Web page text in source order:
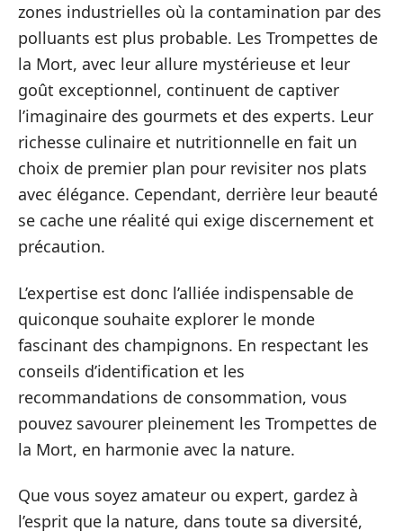
zones industrielles où la contamination par des
polluants est plus probable. Les Trompettes de
la Mort, avec leur allure mystérieuse et leur
goût exceptionnel, continuent de captiver
l’imaginaire des gourmets et des experts. Leur
richesse culinaire et nutritionnelle en fait un
choix de premier plan pour revisiter nos plats
avec élégance. Cependant, derrière leur beauté
se cache une réalité qui exige discernement et
précaution.
L’expertise est donc l’alliée indispensable de
quiconque souhaite explorer le monde
fascinant des champignons. En respectant les
conseils d’identification et les
recommandations de consommation, vous
pouvez savourer pleinement les Trompettes de
la Mort, en harmonie avec la nature.
Que vous soyez amateur ou expert, gardez à
l’esprit que la nature, dans toute sa diversité,